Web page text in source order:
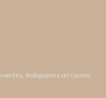
indiquenos un correo